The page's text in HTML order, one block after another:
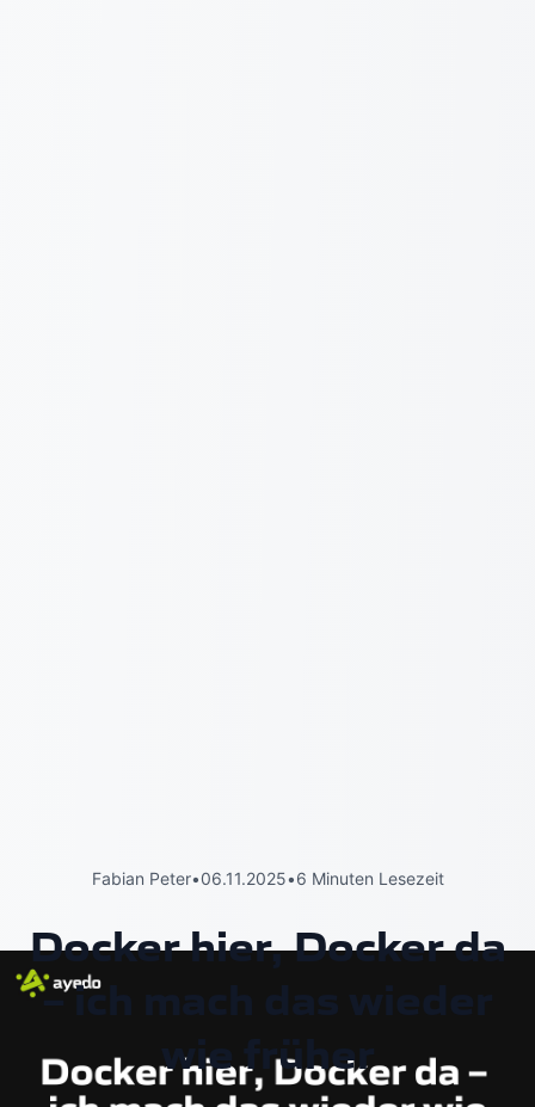
Fabian Peter•06.11.2025•6 Minuten Lesezeit
Docker hier, Docker da
– ich mach das wieder
wie früher